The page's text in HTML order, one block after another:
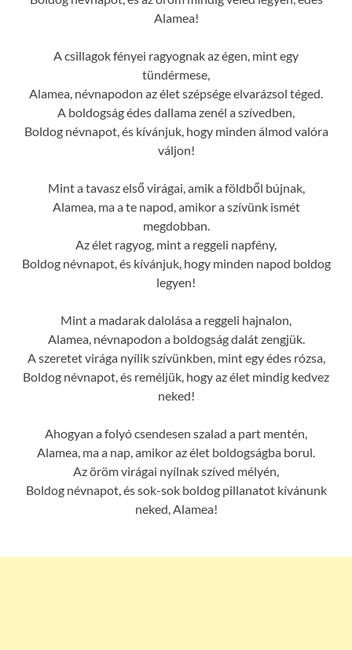
Alamea!
A csillagok fényei ragyognak az égen, mint egy
tündérmese,
Alamea, névnapodon az élet szépsége elvarázsol téged.
A boldogság édes dallama zenél a szívedben,
Boldog névnapot, és kívánjuk, hogy minden álmod valóra
váljon!
Mint a tavasz első virágai, amik a földből bújnak,
Alamea, ma a te napod, amikor a szívünk ismét
megdobban.
Az élet ragyog, mint a reggeli napfény,
Boldog névnapot, és kívánjuk, hogy minden napod boldog
legyen!
Mint a madarak dalolása a reggeli hajnalon,
Alamea, névnapodon a boldogság dalát zengjük.
A szeretet virága nyílik szívünkben, mint egy édes rózsa,
Boldog névnapot, és reméljük, hogy az élet mindig kedvez
neked!
Ahogyan a folyó csendesen szalad a part mentén,
Alamea, ma a nap, amikor az élet boldogságba borul.
Az öröm virágai nyílnak szíved mélyén,
Boldog névnapot, és sok-sok boldog pillanatot kívánunk
neked, Alamea!